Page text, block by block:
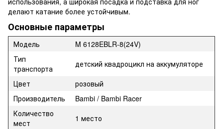
делают катание более устойчивым.
Основные параметры
Модель
M 6128EBLR-8(24V)
Тип
транспорта
детский квадроцикл на аккумуляторе
Цвет
розовый
Производитель
Bambi / Bambi Racer
Количество
мест
1 место